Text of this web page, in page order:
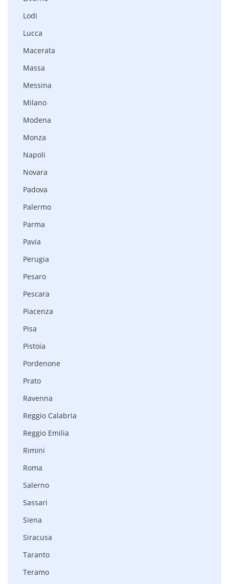
Lodi
Lucca
Macerata
Massa
Messina
Milano
Modena
Monza
Napoli
Novara
Padova
Palermo
Parma
Pavia
Perugia
Pesaro
Pescara
Piacenza
Pisa
Pistoia
Pordenone
Prato
Ravenna
Reggio Calabria
Reggio Emilia
Rimini
Roma
Salerno
Sassari
Siena
Siracusa
Taranto
Teramo